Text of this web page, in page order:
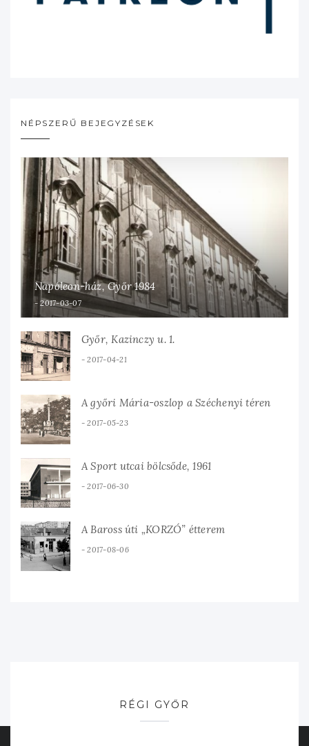
NÉPSZERŰ BEJEGYZÉSEK
Napóleon-ház, Győr 1984
2017-03-07
Győr, Kazinczy u. 1.
2017-04-21
A győri Mária-oszlop a Széchenyi téren
2017-05-23
A Sport utcai bölcsőde, 1961
2017-06-30
A Baross úti „KORZÓ” étterem
2017-08-06
RÉGI GYŐR